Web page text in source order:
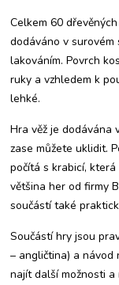
Celkem 60
dodáváno v
lakováním. Povrch
ruky a vzhledem k
lehké.
Hra věž je dodávána
zase můžete uklidit.
počítá s krabicí,
většina her od firmy
součástí také
Součástí hry jsou
– angličtina) a návod
najít další možnosti